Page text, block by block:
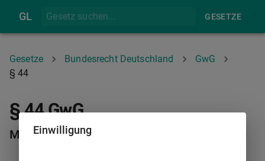
GL GESETZE
Gesetze Bundesrecht Deutschland
GwG
§ 44
§ 44 GwG
Meldepflicht von Aufsichtsbehörden
Einwilligung